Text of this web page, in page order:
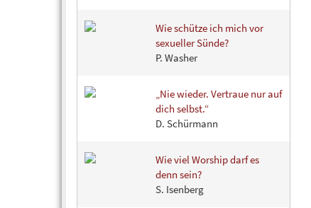
Wie schütze ich mich vor
sexueller Sünde?
P. Washer
„Nie wieder. Vertraue nur auf
dich selbst.“
D. Schürmann
Wie viel Worship darf es
denn sein?
S. Isenberg